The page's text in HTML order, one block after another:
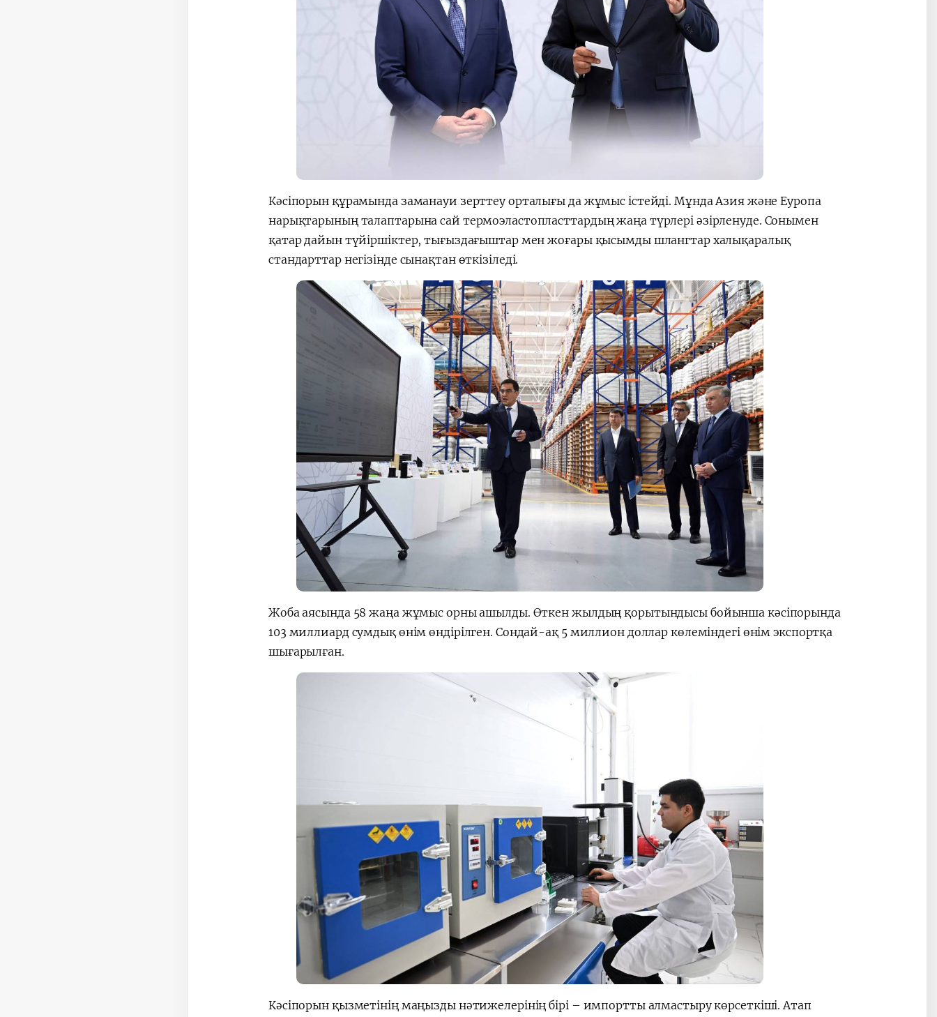
Кәсіпорын құрамында заманауи зерттеу орталығы да жұмыс істейді. Мұнда Азия және Еуропа
нарықтарының талаптарына сай термоэластопласттардың жаңа түрлері әзірленуде. Сонымен
қатар дайын түйіршіктер, тығыздағыштар мен жоғары қысымды шлангтар халықаралық
стандарттар негізінде сынақтан өткізіледі.
Жоба аясында 58 жаңа жұмыс орны ашылды. Өткен жылдың қорытындысы бойынша кәсіпорында
103 миллиард сумдық өнім өндірілген. Сондай-ақ 5 миллион доллар көлеміндегі өнім экспортқа
шығарылған.
Кәсіпорын қызметінің маңызды нәтижелерінің бірі – импортты алмастыру көрсеткіші. Атап